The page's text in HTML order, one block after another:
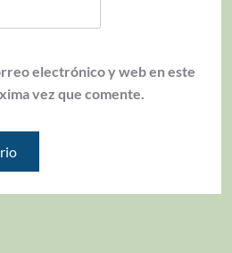
electrónico y web en este
vez que comente.